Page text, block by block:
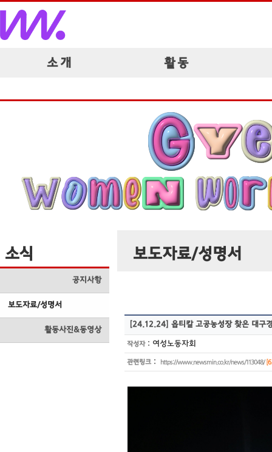
소 개 활 동
소식
공지사항
보도자료/성명서
활동사진&동영상
보도자료/성명서
[24.12.24] 옵티칼 고공농성장 찾은 대구
작성자: 여성노동자회
관련링크 : https://www.newsmin.co.kr/news/113048/